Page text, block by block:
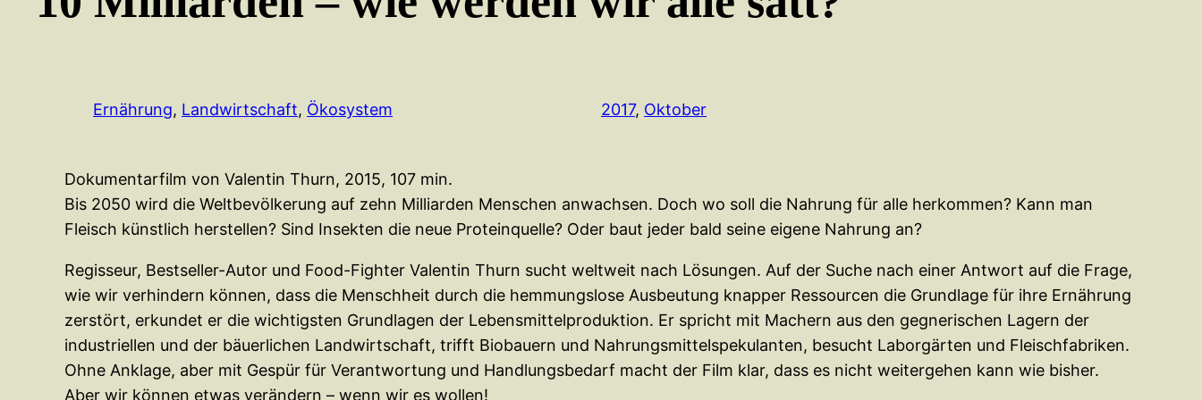
Ernährung, Landwirtschaft, Ökosystem 2017, Oktober
Dokumentarfilm von Valentin Thurn, 2015, 107 min.
Bis 2050 wird die Weltbevölkerung auf zehn Milliarden Menschen anwachsen. Doch wo soll die Nahrung für alle herkommen? Kann man
Fleisch künstlich herstellen? Sind Insekten die neue Proteinquelle? Oder baut jeder bald seine eigene Nahrung an?
Regisseur, Bestseller-Autor und Food-Fighter Valentin Thurn sucht weltweit nach Lösungen. Auf der Suche nach einer Antwort auf die Frage,
wie wir verhindern können, dass die Menschheit durch die hemmungslose Ausbeutung knapper Ressourcen die Grundlage für ihre Ernährung
zerstört, erkundet er die wichtigsten Grundlagen der Lebensmittelproduktion. Er spricht mit Machern aus den gegnerischen Lagern der
industriellen und der bäuerlichen Landwirtschaft, trifft Biobauern und Nahrungsmittelspekulanten, besucht Laborgärten und Fleischfabriken.
Ohne Anklage, aber mit Gespür für Verantwortung und Handlungsbedarf macht der Film klar, dass es nicht weitergehen kann wie bisher.
Aber wir können etwas verändern – wenn wir es wollen!